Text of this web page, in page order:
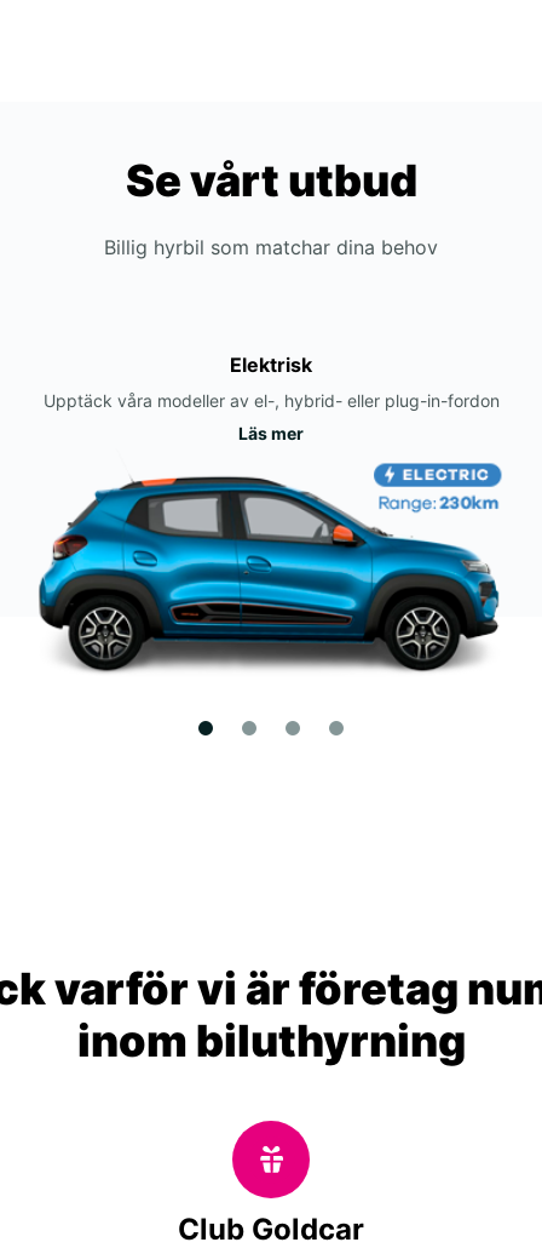
Se vårt utbud
Billig hyrbil som matchar dina behov
Elektrisk
Upptäck våra modeller av el-, hybrid- eller plug-in-fordon
Läs mer
varför vi är företag
inom biluthyrning
Club Goldcar